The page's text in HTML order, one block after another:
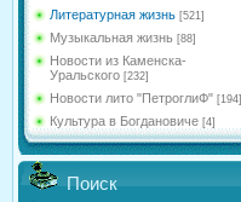
Литературная жизнь [521]
Музыкальная жизнь [88]
Новости из Каменска-
Уральского [232]
Новости лито "ПетроглиФ" [194]
Культура в Богдановиче [4]
Поиск